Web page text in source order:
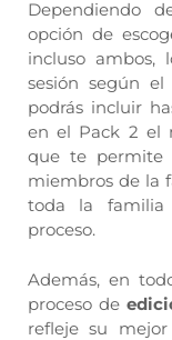
Dependiendo
opción de
incluso ambos,
sesión según
podrás incluir
en el Pack 2 el
que te permite
miembros de la
toda la familia
proceso.
Además, en
proceso de
refleje su